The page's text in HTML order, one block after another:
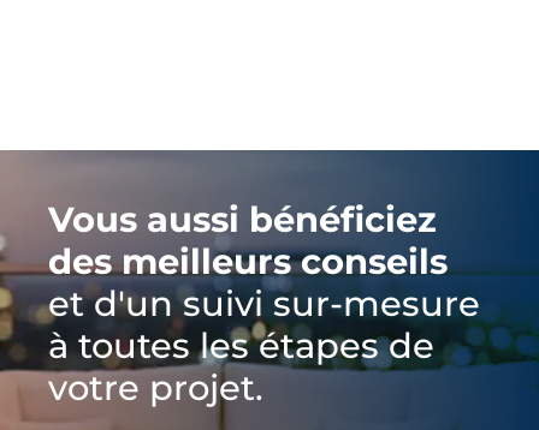
Vous aussi bénéficiez
des meilleurs conseils
et d'un suivi sur-mesure
à toutes les étapes de
votre projet.